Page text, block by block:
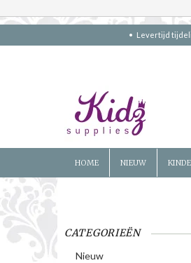
Levertijd
HOME NIEUW
CATEGORIEËN
Nieuw